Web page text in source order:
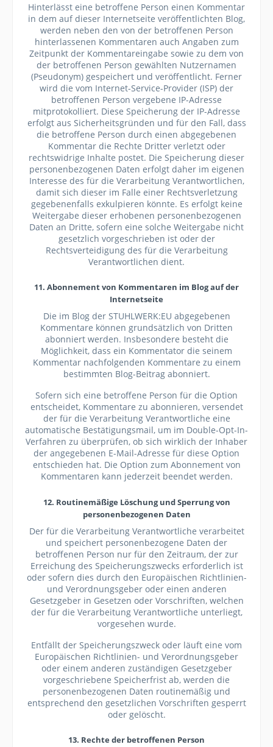
Hinterlässt eine betroffene Person einen Kommentar
in dem auf dieser Internetseite veröffentlichten Blog,
werden neben den von der betroffenen Person
hinterlassenen Kommentaren auch Angaben zum
Zeitpunkt der Kommentareingabe sowie zu dem von
der betroffenen Person gewählten Nutzernamen
(Pseudonym) gespeichert und veröffentlicht. Ferner
wird die vom Internet-Service-Provider (ISP) der
betroffenen Person vergebene IP-Adresse
mitprotokolliert. Diese Speicherung der IP-Adresse
erfolgt aus Sicherheitsgründen und für den Fall, dass
die betroffene Person durch einen abgegebenen
Kommentar die Rechte Dritter verletzt oder
rechtswidrige Inhalte postet. Die Speicherung dieser
personenbezogenen Daten erfolgt daher im eigenen
Interesse des für die Verarbeitung Verantwortlichen,
damit sich dieser im Falle einer Rechtsverletzung
gegebenenfalls exkulpieren könnte. Es erfolgt keine
Weitergabe dieser erhobenen personenbezogenen
Daten an Dritte, sofern eine solche Weitergabe nicht
gesetzlich vorgeschrieben ist oder der
Rechtsverteidigung des für die Verarbeitung
Verantwortlichen dient.
11. Abonnement von Kommentaren im Blog auf der
Internetseite
Die im Blog der STUHLWERK:EU abgegebenen
Kommentare können grundsätzlich von Dritten
abonniert werden. Insbesondere besteht die
Möglichkeit, dass ein Kommentator die seinem
Kommentar nachfolgenden Kommentare zu einem
bestimmten Blog-Beitrag abonniert.
Sofern sich eine betroffene Person für die Option
entscheidet, Kommentare zu abonnieren, versendet
der für die Verarbeitung Verantwortliche eine
automatische Bestätigungsmail, um im Double-Opt-In-
Verfahren zu überprüfen, ob sich wirklich der Inhaber
der angegebenen E-Mail-Adresse für diese Option
entschieden hat. Die Option zum Abonnement von
Kommentaren kann jederzeit beendet werden.
12. Routinemäßige Löschung und Sperrung von
personenbezogenen Daten
Der für die Verarbeitung Verantwortliche verarbeitet
und speichert personenbezogene Daten der
betroffenen Person nur für den Zeitraum, der zur
Erreichung des Speicherungszwecks erforderlich ist
oder sofern dies durch den Europäischen Richtlinien-
und Verordnungsgeber oder einen anderen
Gesetzgeber in Gesetzen oder Vorschriften, welchen
der für die Verarbeitung Verantwortliche unterliegt,
vorgesehen wurde.
Entfällt der Speicherungszweck oder läuft eine vom
Europäischen Richtlinien- und Verordnungsgeber
oder einem anderen zuständigen Gesetzgeber
vorgeschriebene Speicherfrist ab, werden die
personenbezogenen Daten routinemäßig und
entsprechend den gesetzlichen Vorschriften gesperrt
oder gelöscht.
13. Rechte der betroffenen Person